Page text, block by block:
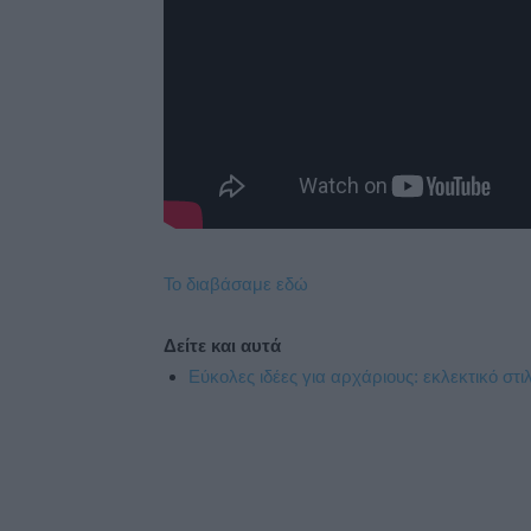
Το διαβάσαμε εδώ
Δείτε και αυτά
Εύκολες ιδέες για αρχάριους: εκλεκτικό